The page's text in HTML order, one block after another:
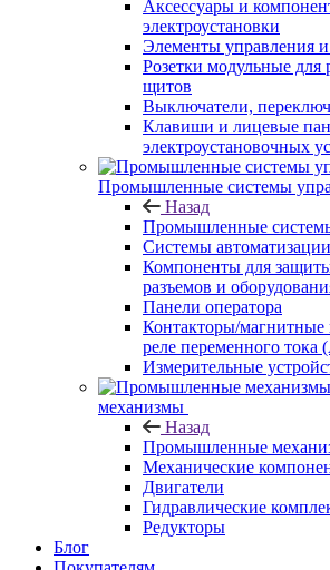
Аксессуары и
электроустановки
Элементы управления
Розетки модульные для
щитов
Выключатели,
Клавиши и лицевые
электроустановочных
Промышленные системы
Назад
Промышленные
Системы
Компоненты для
разъемов и
Панели оператора
Контакторы/магнитные
реле переменного тока
Измерительные
механизмы
Назад
Промышленные
Механические
Двигатели
Гидравлические
Редукторы
Блог